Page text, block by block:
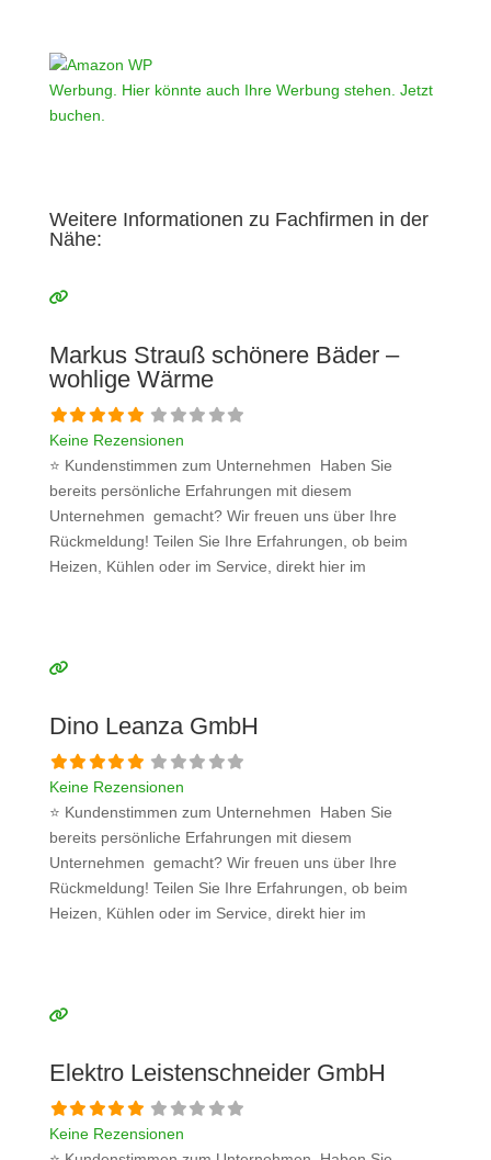
Werbung. Hier könnte auch Ihre Werbung stehen. Jetzt
buchen.
Weitere Informationen zu Fachfirmen in der
Nähe:
Markus Strauß schönere Bäder –
wohlige Wärme
Keine Rezensionen
⭐ Kundenstimmen zum Unternehmen Haben Sie
bereits persönliche Erfahrungen mit diesem
Unternehmen gemacht? Wir freuen uns über Ihre
Rückmeldung! Teilen Sie Ihre Erfahrungen, ob beim
Heizen, Kühlen oder im Service, direkt hier im
bitte mit konkreten Details an und bleiben
Dino Leanza GmbH
Keine Rezensionen
⭐ Kundenstimmen zum Unternehmen Haben Sie
bereits persönliche Erfahrungen mit diesem
Unternehmen gemacht? Wir freuen uns über Ihre
Rückmeldung! Teilen Sie Ihre Erfahrungen, ob beim
Heizen, Kühlen oder im Service, direkt hier im
bitte mit konkreten Details an und bleiben
Elektro Leistenschneider GmbH
Keine Rezensionen